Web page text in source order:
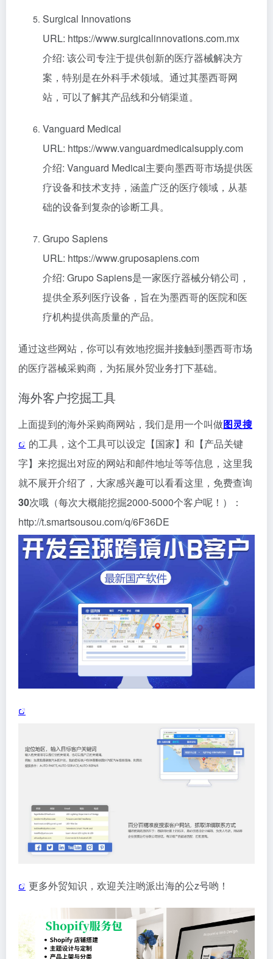
Surgical Innovations
URL: https://www.surgicalinnovations.com.mx
介绍: 该公司专注于提供创新的医疗器械解决方
案，特别是在外科手术领域。通过其墨西哥网
站，可以了解其产品线和分销渠道。
Vanguard Medical
URL: https://www.vanguardmedicalsupply.com
介绍: Vanguard Medical主要向墨西哥市场提供医
疗设备和技术支持，涵盖广泛的医疗领域，从基
础的设备到复杂的诊断工具。
Grupo Sapiens
URL: https://www.gruposapiens.com
介绍: Grupo Sapiens是一家医疗器械分销公司，
提供全系列医疗设备，旨在为墨西哥的医院和医
疗机构提供高质量的产品。
通过这些网站，你可以有效地挖掘并接触到墨西哥市场
的医疗器械采购商，为拓展外贸业务打下基础。
海外客户挖掘工具
上面提到的海外采购商网站，我们是用一个叫做图灵搜
的工具，这个工具可以设定【国家】和【产品关键
字】来挖掘出对应的网站和邮件地址等等信息，这里我
就不展开介绍了，大家感兴趣可以看看这里，免费查询
30次哦（每次大概能挖掘2000-5000个客户呢！）：
http://t.smartsousou.com/q/6F36DE
更多外贸知识，欢迎关注哟派出海的公z号哟！